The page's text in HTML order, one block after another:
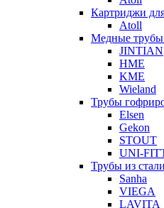
Картриджи
Atoll
Медные трубы
JINTIAN
HME
KME
Wieland
Трубы
Elsen
Gekon
STOUT
UNI-
Трубы из
Sanha
VIEGA
LAVITA